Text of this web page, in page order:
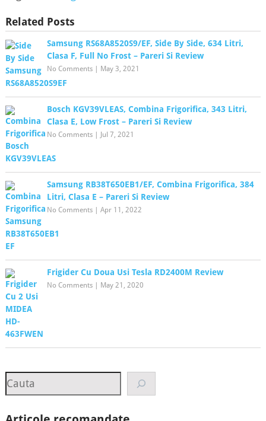
Related Posts
Samsung RS68A8520S9/EF, Side By Side, 634 Litri,
Clasa F, Full No Frost – Pareri Si Review
No Comments| May 3, 2021
Bosch KGV39VLEAS, Combina Frigorifica, 343 Litri,
Clasa E, Low Frost – Pareri Si Review
No Comments| Jul 7, 2021
Samsung RB38T650EB1/EF, Combina Frigorifica, 384
Litri, Clasa E – Pareri Si Review
No Comments| Apr 11, 2022
Frigider Cu Doua Usi Tesla RD2400M Review
No Comments| May 21, 2020
Search